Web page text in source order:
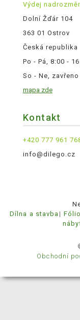
Výdej
Dolní Žďár 104
363 01 Ostrov
Česká republika
Po - Pá, 8:00 -
So - Ne, zavřeno
mapa zde
Kontakt
+420 777 961
info@dilego.cz
Dílna a stavba
Obchodní